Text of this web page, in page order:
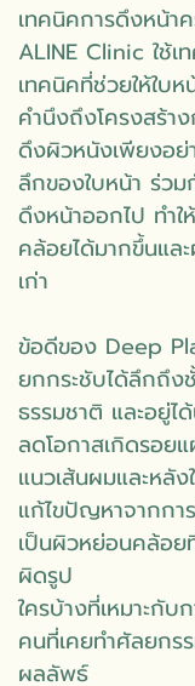
เทคนิคการดึงหน้า
ALINE Clinic ใช้
เทคนิคที่ช่วยให้ใบ
คำนึงถึงโครงสร้า
ดึงผิวหนังเพียงอย่
ลึกของใบหน้า ร่วม
ดึงหน้าออกไป ทำ
คล้อยได้มากขึ้นแล
เก่า
ข้อดีของ Deep
ยกกระชับได้ลึกถึง
ธรรมชาติ และอยู่ไ
ลดโอกาสเกิดรอย
แนวเส้นผมและหลัง
แก้ไขปัญหาจากกา
เป็นผิวหย่อนคล้อย
ผิดรูป
ใครบ้างที่เหมาะกับ
คนที่เคยทำศัลยกร
ผลลัพธ์